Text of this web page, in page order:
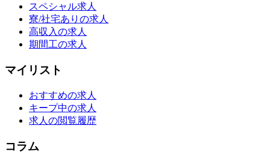
スペシャル求人
寮/社宅ありの求人
高収入の求人
期間工の求人
マイリスト
おすすめの求人
キープ中の求人
求人の閲覧履歴
コラム